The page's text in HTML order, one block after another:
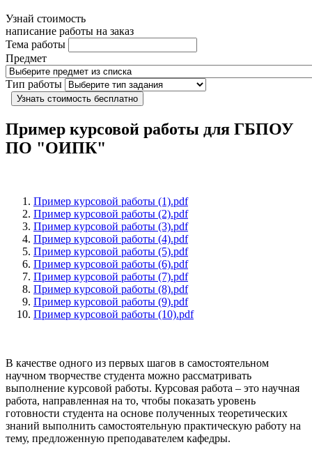
Узнай стоимость
написание работы на заказ
Тема работы
Предмет
Тип работы
Узнать стоимость бесплатно
Пример курсовой работы для ГБПОУ
ПО "ОИПК"
Пример курсовой работы (1).pdf
Пример курсовой работы (2).pdf
Пример курсовой работы (3).pdf
Пример курсовой работы (4).pdf
Пример курсовой работы (5).pdf
Пример курсовой работы (6).pdf
Пример курсовой работы (7).pdf
Пример курсовой работы (8).pdf
Пример курсовой работы (9).pdf
Пример курсовой работы (10).pdf
В качестве одного из первых шагов в самостоятельном
научном творчестве студента можно рассматривать
выполнение курсовой работы. Курсовая работа – это научная
работа, направленная на то, чтобы показать уровень
готовности студента на основе полученных теоретических
знаний выполнить самостоятельную практическую работу на
тему, предложенную преподавателем кафедры.